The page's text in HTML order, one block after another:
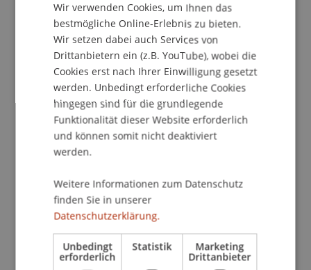
Die Veranstaltung ist Teil der Abschlusstagung
des von der IBH geförderten
Forschungsprojektes eSociety Bodensee 2020 –
Offene gesellschaftliche Innovation in der
Bodensee-Region.
Programm
Mittwoch, 26. November 2014
Berggasthaus Sareis
14:00 - 14:45: Zukunftsfähig durch Kooperation?
Herausforderungen in der
grenzüberschreitenden Zusammenarbeit in der
Bodenseeregion
Wir verwenden Cookies, um Ihnen das
bestmögliche Online-Erlebnis zu bieten.
Wir setzen dabei auch Services von
Drittanbietern ein (z.B. YouTube), wobei die
Cookies erst nach Ihrer Einwilligung gesetzt
werden. Unbedingt erforderliche Cookies
hingegen sind für die grundlegende
Funktionalität dieser Website erforderlich
und können somit nicht deaktiviert
werden.
Weitere Informationen zum Datenschutz
finden Sie in unserer
Datenschutzerklärung.
Unbedingt
erforderlich
Statistik Marketing
Drittanbieter